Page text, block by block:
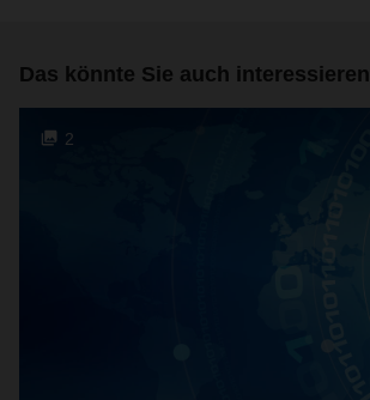
Das könnte Sie auch interessieren
2